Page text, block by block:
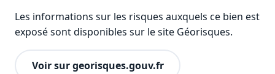
Les informations sur les risques auxquels ce bien est
exposé sont disponibles sur le site Géorisques.
Voir sur georisques.gouv.fr